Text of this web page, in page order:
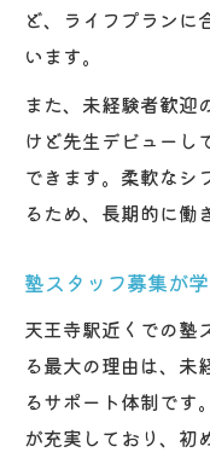
ど、ライフプランに
います。
また、未経験者歓迎
けど先生デビューし
できます。柔軟なシ
るため、長期的に働
塾スタッフ募集が
天王寺駅近くでの塾
る最大の理由は、未
るサポート体制です
が充実しており、初